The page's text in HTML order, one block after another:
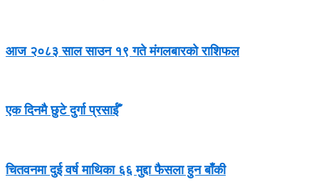
आज २०८३ साल साउन १९ गते मंगलबारको राशिफल
एक दिनमै छुटे दुर्गा प्रसाईँ
चितवनमा दुई वर्ष माथिका ६६ मुद्दा फैसला हुन बाँकी